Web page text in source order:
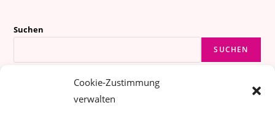
Cookie-Zustimmung
verwalten
Suchen
SUCHEN
Goodreads
Threads